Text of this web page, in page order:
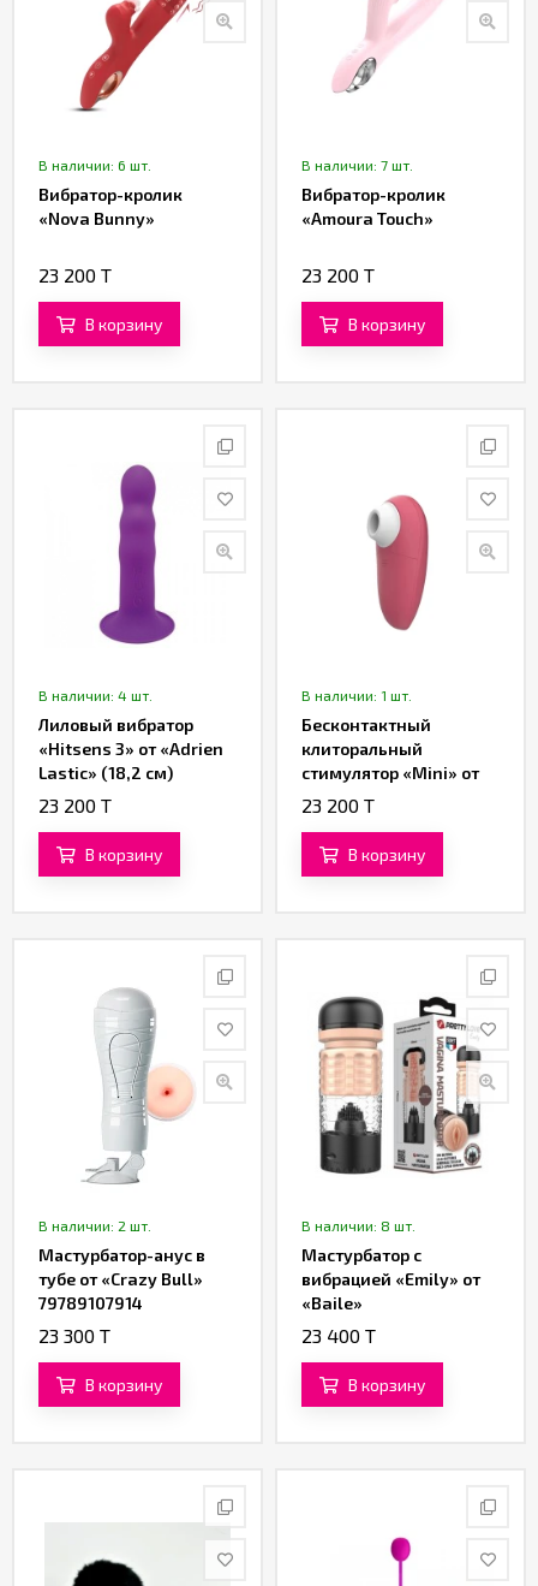
В наличии: 6 шт.
Вибратор-кролик
«Nova Bunny»
23 200 T
В корзину
В наличии: 7 шт.
Вибратор-кролик
«Amoura Touch»
23 200 T
В корзину
В наличии: 4 шт.
Лиловый вибратор
«Hitsens 3» от «Adrien
Lastic» (18,2 см)
23 200 T
В корзину
В наличии: 1 шт.
Бесконтактный
клиторальный
стимулятор «Mini» от
«Womanizer»
23 200 T
В корзину
В наличии: 2 шт.
Мастурбатор-анус в
тубе от «Crazy Bull»
79789107914
23 300 T
В корзину
В наличии: 8 шт.
Мастурбатор с
вибрацией «Emily» от
«Baile»
23 400 T
В корзину